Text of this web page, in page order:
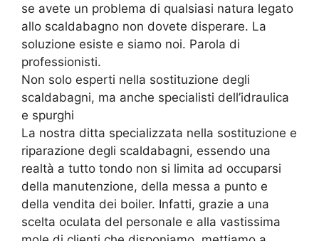
se avete un problema di qualsiasi natura legato
allo scaldabagno non dovete disperare. La
soluzione esiste e siamo noi. Parola di
professionisti.
Non solo esperti nella sostituzione degli
scaldabagni, ma anche specialisti dell’idraulica
e spurghi
La nostra ditta specializzata nella sostituzione e
riparazione degli scaldabagni, essendo una
realtà a tutto tondo non si limita ad occuparsi
della manutenzione, della messa a punto e
della vendita dei boiler. Infatti, grazie a una
scelta oculata del personale e alla vastissima